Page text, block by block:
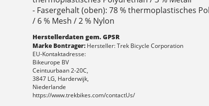
- Fasergehalt (oben): 78 % thermoplastisches
/ 6 % Mesh / 2 % Nylon
Herstellerdaten gem. GPSR
Marke Bontrager: Hersteller: Trek Bicycle Corporation
EU-Kontaktadresse:
Bikeurope BV
Ceintuurbaan 2-20C,
3847 LG, Harderwijk,
Niederlande
https://www.trekbikes.com/contactUs/